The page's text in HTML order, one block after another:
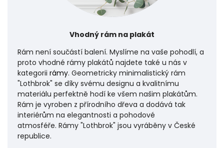
Vhodný rám na plakát
Rám není součástí balení. Myslíme na vaše pohodlí, a
proto vhodné rámy plakátů najdete také u nás v
kategorii rámy. Geometricky minimalistický rám
"Lothbrok" se díky svému designu a kvalitnímu
materiálu perfektně hodí ke všem našim plakátům.
Rám je vyroben z přírodního dřeva a dodává tak
interiérům na elegantnosti a pohodové
atmosféře. Rámy "Lothbrok" jsou vyráběny v České
republice.